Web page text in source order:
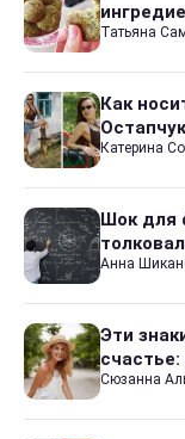
Татьяна
Как
Катерина
Шок для
Анна
Эти
Сюзанна